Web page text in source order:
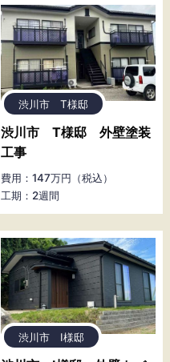
渋川市 T様邸
渋川市 T様邸 外壁塗装
工事
費用：147万円（税込）
工期：2週間
渋川市 I様邸